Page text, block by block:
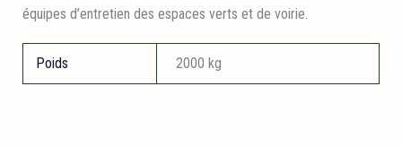
équipes d’entretien des espaces verts et de voirie.
Poids 2000 kg